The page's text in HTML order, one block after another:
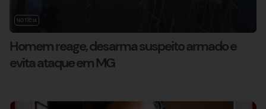
NOTÍCIA
Homem reage, desarma suspeito armado e
evita ataque em MG